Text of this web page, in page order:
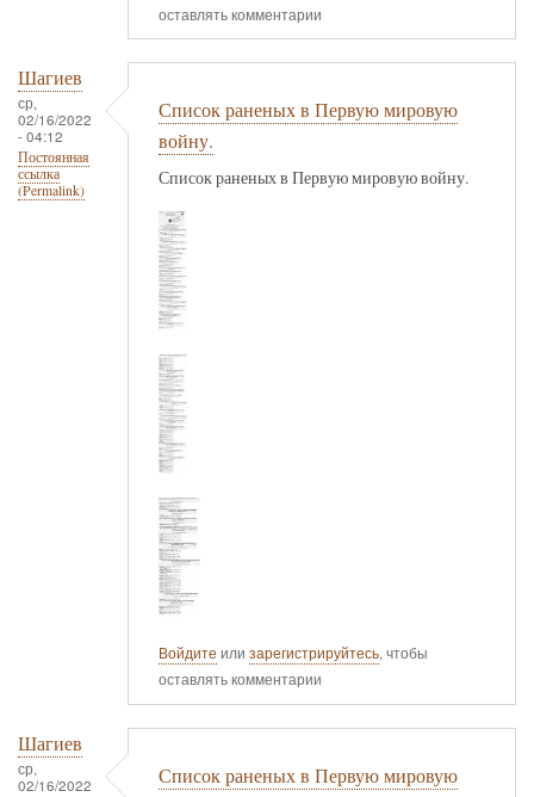
оставлять комментарии
Шагиев
ср,
02/16/2022
- 04:12
Постоянная
ссылка
(Permalink)
Список раненых в Первую мировую
войну.
Список раненых в Первую мировую войну.
Войдите или зарегистрируйтесь, чтобы
оставлять комментарии
Шагиев
ср,
02/16/2022
Список раненых в Первую мировую